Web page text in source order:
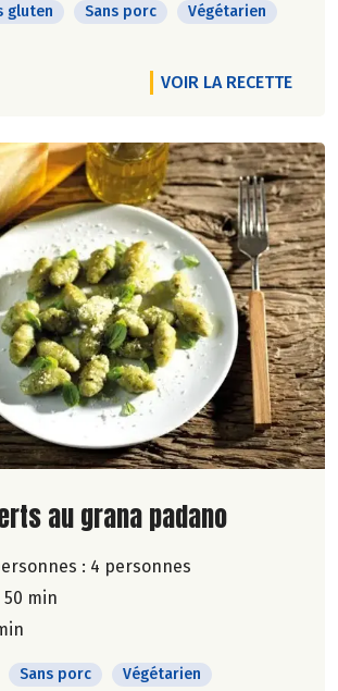
gluten Sans porc Végétarien
VOIR LA RECETTE
de la recette
au grana padano
: 4 personnes
min
Sans porc Végétarien